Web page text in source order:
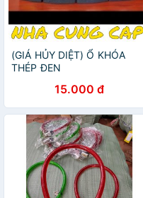
(GIÁ HỦY DIỆT) Ổ KHÓA
THÉP ĐEN
15.000 đ